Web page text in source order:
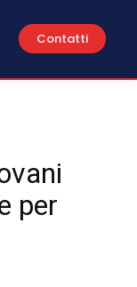
Contatti
per